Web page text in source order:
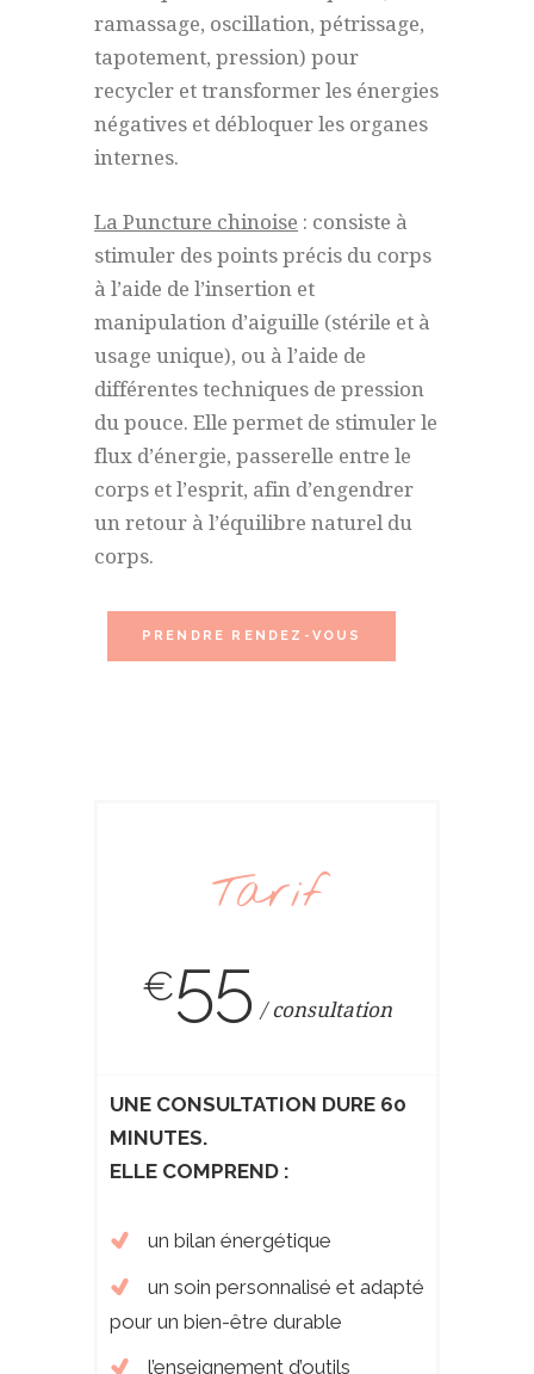
ramassage, oscillation, pétrissage,
tapotement, pression) pour
recycler et transformer les énergies
négatives et débloquer les organes
internes.
La Puncture chinoise : consiste à
stimuler des points précis du corps
à l’aide de l’insertion et
manipulation d’aiguille (stérile et à
usage unique), ou à l’aide de
différentes techniques de pression
du pouce. Elle permet de stimuler le
flux d’énergie, passerelle entre le
corps et l’esprit, afin d’engendrer
un retour à l’équilibre naturel du
corps.
PRENDRE RENDEZ-VOUS
Tarif
€55 consultation
UNE CONSULTATION DURE 60
MINUTES.
ELLE COMPREND :
un bilan énergétique
un soin personnalisé et adapté
pour un bien-être durable
l’enseignement d’outils